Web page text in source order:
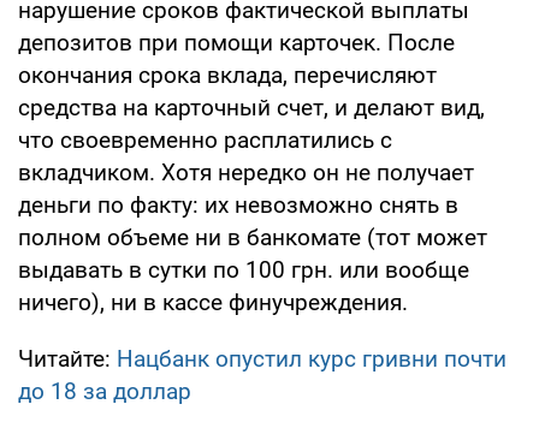
нарушение сроков фактической выплаты
депозитов при помощи карточек. После
окончания срока вклада, перечисляют
средства на карточный счет, и делают вид,
что своевременно расплатились с
вкладчиком. Хотя нередко он не получает
деньги по факту: их невозможно снять в
полном объеме ни в банкомате (тот может
выдавать в сутки по 100 грн. или вообще
ничего), ни в кассе финучреждения.
Читайте: Нацбанк опустил курс гривни почти
до 18 за доллар